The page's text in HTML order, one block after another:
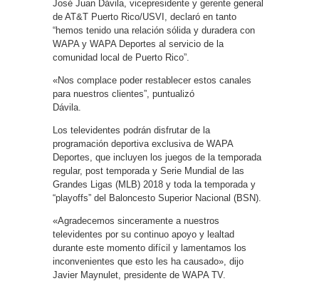
José Juan Dávila, vicepresidente y gerente general
de AT&T Puerto Rico/USVI, declaró en tanto
“hemos tenido una relación sólida y duradera con
WAPA y WAPA Deportes al servicio de la
comunidad local de Puerto Rico”.
«Nos complace poder restablecer estos canales
para nuestros clientes”, puntualizó
Dávila.
Los televidentes podrán disfrutar de la
programación deportiva exclusiva de WAPA
Deportes, que incluyen los juegos de la temporada
regular, post temporada y Serie Mundial de las
Grandes Ligas (MLB) 2018 y toda la temporada y
“playoffs” del Baloncesto Superior Nacional (BSN).
«Agradecemos sinceramente a nuestros
televidentes por su continuo apoyo y lealtad
durante este momento difícil y lamentamos los
inconvenientes que esto les ha causado», dijo
Javier Maynulet, presidente de WAPA TV.